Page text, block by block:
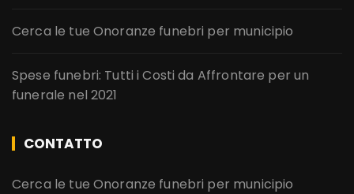
Cerca le tue Onoranze funebri per municipio
Spese funebri: Tutti i Costi da Affrontare per un
funerale nel 2021
CONTATTO
Cerca le tue Onoranze funebri per municipio